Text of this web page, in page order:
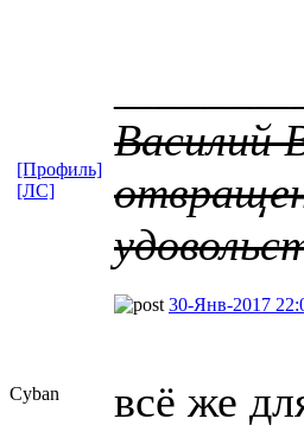
Василий
[Профиль]
[ЛС]
Cyban
30-Янв-2017
всё же